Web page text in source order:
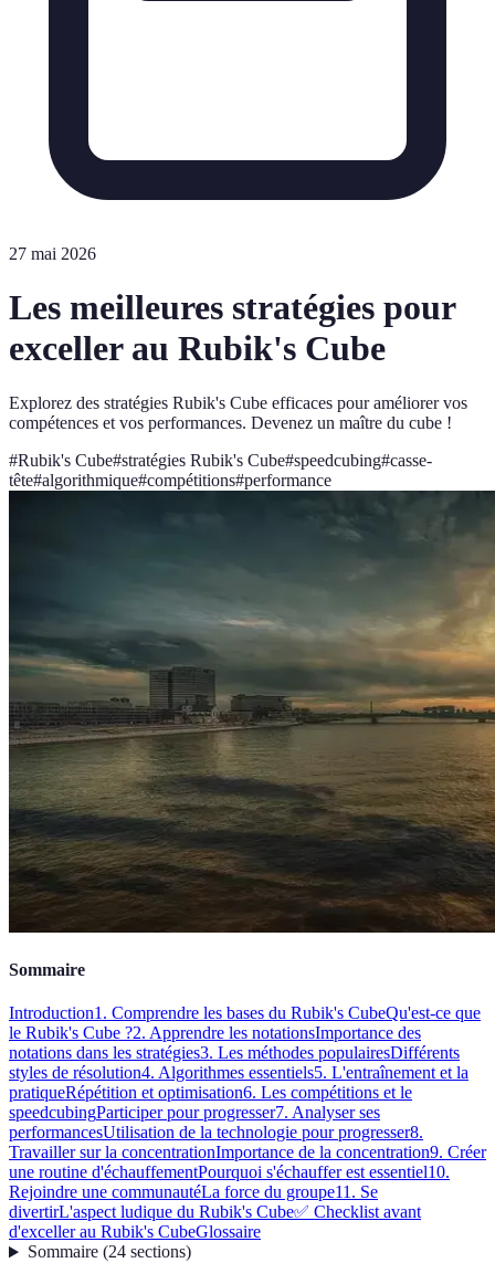
27 mai 2026
Les meilleures stratégies pour
exceller au Rubik's Cube
Explorez des stratégies Rubik's Cube efficaces pour améliorer vos
compétences et vos performances. Devenez un maître du cube !
#Rubik's Cube#stratégies Rubik's Cube#speedcubing#casse-
tête#algorithmique#compétitions#performance
Sommaire
Introduction1. Comprendre les bases du Rubik's CubeQu'est-ce que
le Rubik's Cube ?2. Apprendre les notationsImportance des
notations dans les stratégies3. Les méthodes populairesDifférents
styles de résolution4. Algorithmes essentiels5. L'entraînement et la
pratiqueRépétition et optimisation6. Les compétitions et le
speedcubingParticiper pour progresser7. Analyser ses
performancesUtilisation de la technologie pour progresser8.
Travailler sur la concentrationImportance de la concentration9. Créer
une routine d'échauffementPourquoi s'échauffer est essentiel10.
Rejoindre une communautéLa force du groupe11. Se
divertirL'aspect ludique du Rubik's Cube✅ Checklist avant
d'exceller au Rubik's CubeGlossaire
Sommaire(24 sections)